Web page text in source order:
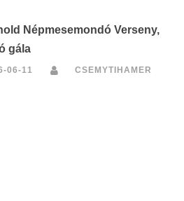
Népmesemondó Verseny,
gála
06-11 CSEMYTIHAMER